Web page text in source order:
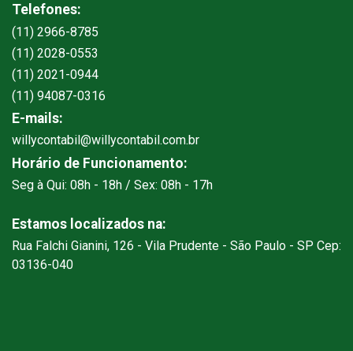
Telefones:
(11) 2966-8785
(11) 2028-0553
(11) 2021-0944
(11) 94087-0316
E-mails:
willycontabil@willycontabil.com.br
Horário de Funcionamento:
Seg à Qui: 08h - 18h / Sex: 08h - 17h
Estamos localizados na:
Rua Falchi Gianini, 126 - Vila Prudente - São Paulo - SP Cep:
03136-040